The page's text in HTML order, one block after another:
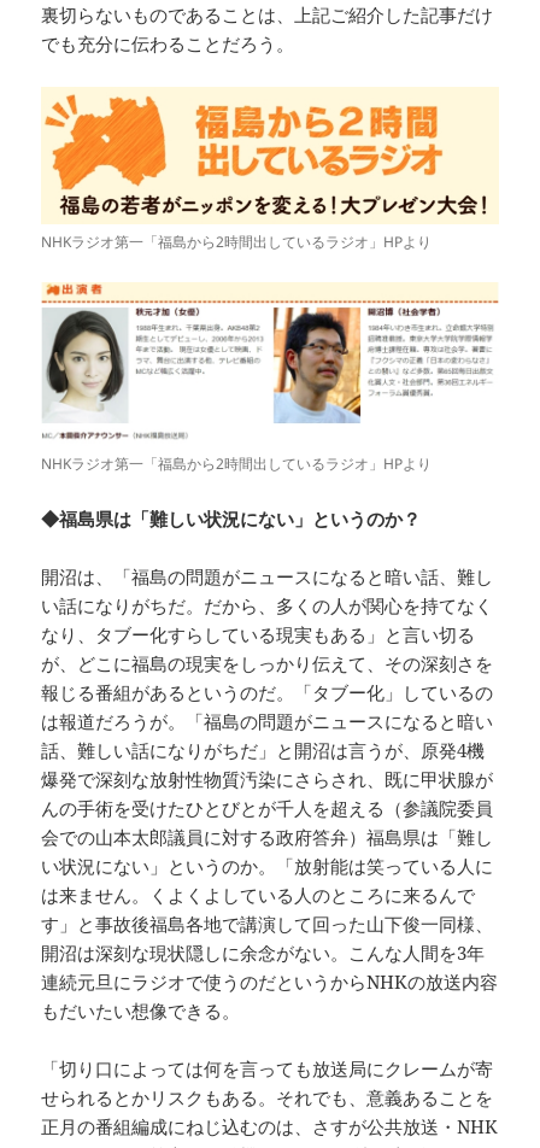
裏切らないものであることは、上記ご紹介した記事だけ
でも充分に伝わることだろう。
NHKラジオ第一「福島から2時間出しているラジオ」HPより
NHKラジオ第一「福島から2時間出しているラジオ」HPより
◆福島県は「難しい状況にない」というのか？
開沼は、「福島の問題がニュースになると暗い話、難し
い話になりがちだ。だから、多くの人が関心を持てなく
なり、タブー化すらしている現実もある」と言い切る
が、どこに福島の現実をしっかり伝えて、その深刻さを
報じる番組があるというのだ。「タブー化」しているの
は報道だろうが。「福島の問題がニュースになると暗い
話、難しい話になりがちだ」と開沼は言うが、原発4機
爆発で深刻な放射性物質汚染にさらされ、既に甲状腺が
んの手術を受けたひとびとが千人を超える（参議院委員
会での山本太郎議員に対する政府答弁）福島県は「難し
い状況にない」というのか。「放射能は笑っている人に
は来ません。くよくよしている人のところに来るんで
す」と事故後福島各地で講演して回った山下俊一同様、
開沼は深刻な現状隠しに余念がない。こんな人間を3年
連続元旦にラジオで使うのだというからNHKの放送内容
もだいたい想像できる。
「切り口によっては何を言っても放送局にクレームが寄
せられるとかリスクもある。それでも、意義あることを
正月の番組編成にねじ込むのは、さすが公共放送・NHK